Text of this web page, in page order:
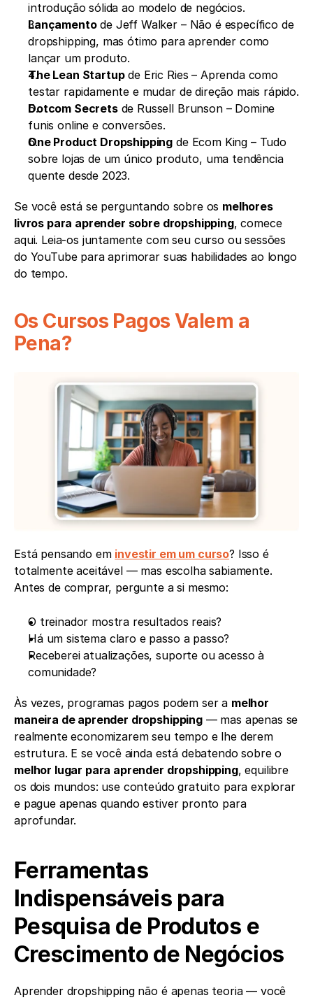
introdução sólida ao modelo de negócios.
Lançamento de Jeff Walker – Não é específico de
dropshipping, mas ótimo para aprender como
lançar um produto.
The Lean Startup de Eric Ries – Aprenda como
testar rapidamente e mudar de direção mais rápido.
Dotcom Secrets de Russell Brunson – Domine
funis online e conversões.
One Product Dropshipping de Ecom King – Tudo
sobre lojas de um único produto, uma tendência
quente desde 2023.
Se você está se perguntando sobre os melhores
livros para aprender sobre dropshipping, comece
aqui. Leia-os juntamente com seu curso ou sessões
do YouTube para aprimorar suas habilidades ao longo
do tempo.
Os Cursos Pagos Valem a
Pena?
Está pensando em investir em um curso? Isso é
totalmente aceitável — mas escolha sabiamente.
Antes de comprar, pergunte a si mesmo:
O treinador mostra resultados reais?
Há um sistema claro e passo a passo?
Receberei atualizações, suporte ou acesso à
comunidade?
Às vezes, programas pagos podem ser a melhor
maneira de aprender dropshipping — mas apenas se
realmente economizarem seu tempo e lhe derem
melhor lugar para aprender dropshipping, equilibre
os dois mundos: use conteúdo gratuito para explorar
e pague apenas quando estiver pronto para
aprofundar.
Ferramentas
Indispensáveis para
Pesquisa de Produtos e
Crescimento de Negócios
Aprender dropshipping não é apenas teoria — você